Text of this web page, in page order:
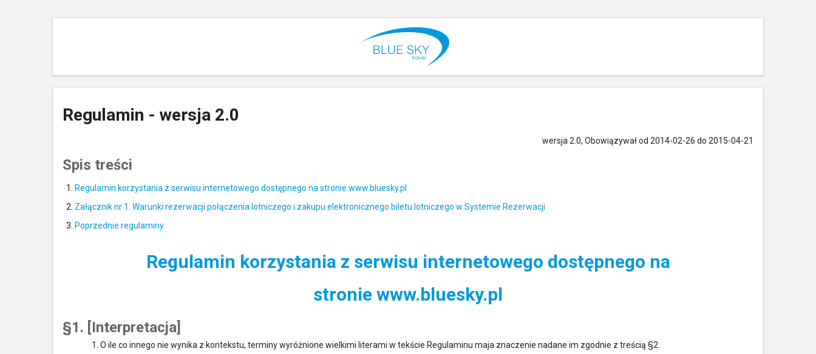
Regulamin - wersja 2.0
wersja 2.0, Obowiązywał od 2014-02-26 do 2015-04-21
Spis treści
Regulamin korzystania z serwisu internetowego dostępnego na stronie www.bluesky.pl
Załącznik nr 1: Warunki rezerwacji połączenia lotniczego i zakupu elektronicznego biletu lotniczego w Systemie Rezerwacji
Poprzednie regulaminy
Regulamin korzystania z serwisu internetowego dostępnego na
stronie www.bluesky.pl
§1. [Interpretacja]
1. O ile co innego nie wynika z kontekstu, terminy wyróżnione wielkimi literami w tekście Regulaminu maja znaczenie nadane im zgodnie z treścią §2.